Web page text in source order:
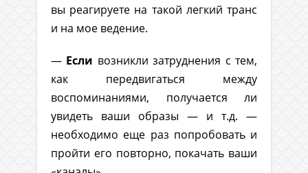
вы реагируете на такой легкий транс
и на мое ведение.
— Если возникли затруднения с тем,
как передвигаться между
воспоминаниями, получается ли
увидеть ваши образы — и т.д. —
необходимо еще раз попробовать и
пройти его повторно, покачать ваши